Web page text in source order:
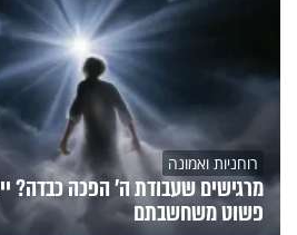
רוחניות ואמונה
מרגישים שעבודת ה' הפכה כבדה?
פשוט משחשבתם